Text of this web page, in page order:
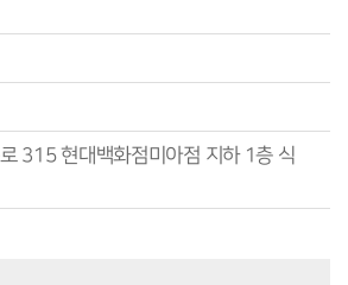
315 현대백화점미아점 지하 1층 식